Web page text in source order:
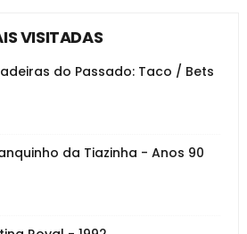
VISITADAS
do Passado: Taco / Bets
da Tiazinha - Anos 90